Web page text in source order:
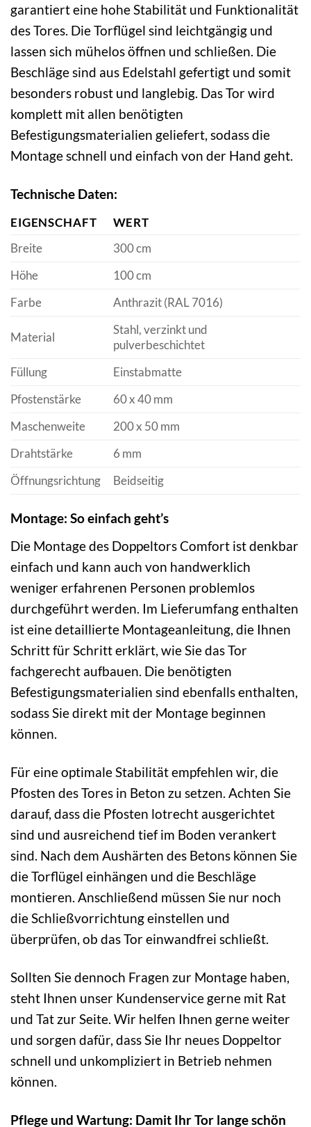
garantiert eine hohe Stabilität und Funktionalität
des Tores. Die Torflügel sind leichtgängig und
lassen sich mühelos öffnen und schließen. Die
Beschläge sind aus Edelstahl gefertigt und somit
besonders robust und langlebig. Das Tor wird
komplett mit allen benötigten
Befestigungsmaterialien geliefert, sodass die
Montage schnell und einfach von der Hand geht.
Technische Daten:
EIGENSCHAFT
WERT
Breite
300 cm
Höhe
100 cm
Farbe
Anthrazit (RAL 7016)
Material
Stahl, verzinkt und
pulverbeschichtet
Füllung
Einstabmatte
Pfostenstärke
60 x 40 mm
Maschenweite
200 x 50 mm
Drahtstärke
6 mm
Öffnungsrichtung
Beidseitig
Montage: So einfach geht’s
Die Montage des Doppeltors Comfort ist denkbar
einfach und kann auch von handwerklich
weniger erfahrenen Personen problemlos
durchgeführt werden. Im Lieferumfang enthalten
ist eine detaillierte Montageanleitung, die Ihnen
Schritt für Schritt erklärt, wie Sie das Tor
fachgerecht aufbauen. Die benötigten
Befestigungsmaterialien sind ebenfalls enthalten,
sodass Sie direkt mit der Montage beginnen
können.
Für eine optimale Stabilität empfehlen wir, die
Pfosten des Tores in Beton zu setzen. Achten Sie
darauf, dass die Pfosten lotrecht ausgerichtet
sind und ausreichend tief im Boden verankert
sind. Nach dem Aushärten des Betons können Sie
die Torflügel einhängen und die Beschläge
montieren. Anschließend müssen Sie nur noch
die Schließvorrichtung einstellen und
überprüfen, ob das Tor einwandfrei schließt.
Sollten Sie dennoch Fragen zur Montage haben,
steht Ihnen unser Kundenservice gerne mit Rat
und Tat zur Seite. Wir helfen Ihnen gerne weiter
und sorgen dafür, dass Sie Ihr neues Doppeltor
schnell und unkompliziert in Betrieb nehmen
können.
Pflege und Wartung: Damit Ihr Tor lange schön